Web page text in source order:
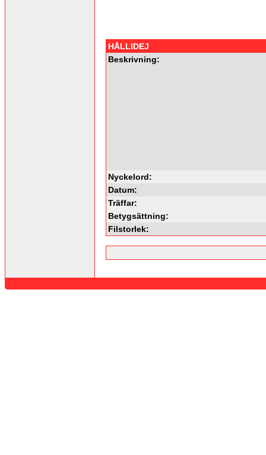
HÅLLIDEJ
Beskrivning:
Nyckelord:
Datum:
Träffar:
Betygsättning:
Filstorlek: